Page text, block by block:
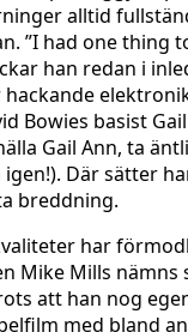
alltid
”I had one thing
han redan i
hackande
Bowies basist
Gail Ann, ta
Där sätter
breddning.
har
Mike Mills nämns
att han nog
med bland